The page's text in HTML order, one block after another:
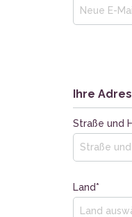
Ihre
Straße und
Land*